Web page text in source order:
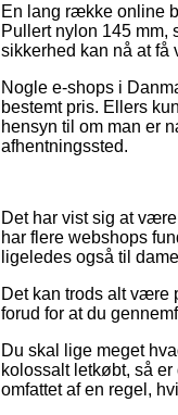
En lang række online
Pullert nylon 145 mm,
sikkerhed kan nå at få
Nogle e-shops i
bestemt pris. Ellers
hensyn til om man er
afhentningssted.
Det har vist sig at
har flere webshops
ligeledes også til
Det kan trods alt være
forud for at du
Du skal lige meget
kolossalt letkøbt, så
omfattet af en regel,